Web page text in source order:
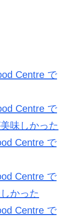
Centre で
Centre で
味しかった
Centre で
Centre で
かった
Centre で